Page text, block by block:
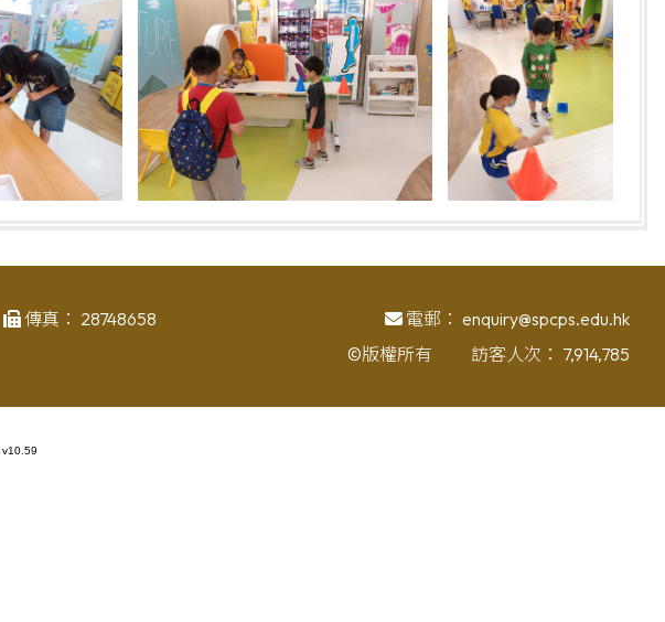
傳真： 28748658 電郵： enquiry@spcps.edu.hk
©版權所有 訪客人次： 7,914,785
v10.59